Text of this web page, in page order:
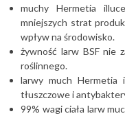
muchy Hermetia
mniejszych strat
wpływ na środowisko.
żywność larw BSF nie
roślinnego.
larwy much Hermetia
tłuszczowe i
99% wagi ciała larw